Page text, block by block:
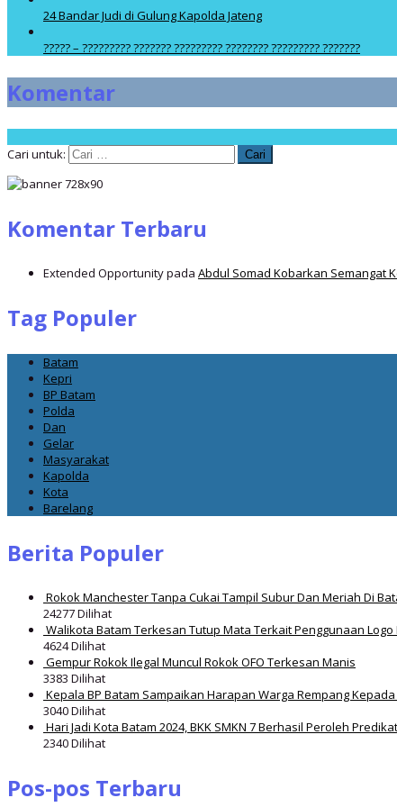
24 Bandar Judi di Gulung Kapolda Jateng
????? – ????????? ??????? ????????? ???????? ????????? ???????
Komentar
Cari untuk:
Komentar Terbaru
Extended Opportunitypada Abdul Somad Kobarkan Semangat
Tag Populer
Batam
Kepri
BP Batam
Polda
Dan
Gelar
Masyarakat
Kapolda
Kota
Barelang
Berita Populer
Rokok Manchester Tanpa Cukai Tampil Subur Dan Meriah Di
24277 Dilihat
Walikota Batam Terkesan Tutup Mata Terkait Penggunaan Logo
4624 Dilihat
Gempur Rokok Ilegal Muncul Rokok OFO Terkesan Manis
3383 Dilihat
Kepala BP Batam Sampaikan Harapan Warga Rempang
3040 Dilihat
Hari Jadi Kota Batam 2024, BKK SMKN 7 Berhasil Peroleh
2340 Dilihat
Pos-pos Terbaru